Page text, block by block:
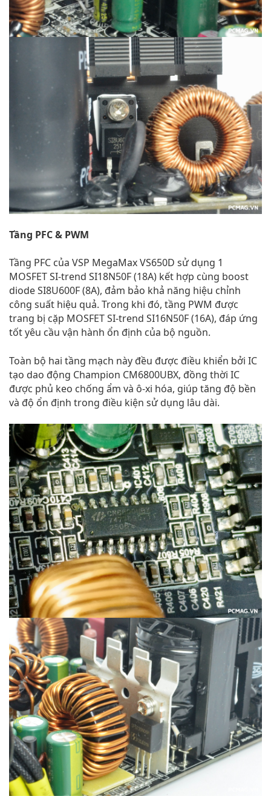
Tầng PFC & PWM
Tầng PFC của VSP MegaMax VS650D sử dụng 1
MOSFET SI-trend SI18N50F (18A) kết hợp cùng boost
diode SI8U600F (8A), đảm bảo khả năng hiệu chỉnh
công suất hiệu quả. Trong khi đó, tầng PWM được
trang bị cặp MOSFET SI-trend SI16N50F (16A), đáp ứng
tốt yêu cầu vận hành ổn định của bộ nguồn.
Toàn bộ hai tầng mạch này đều được điều khiển bởi IC
tạo dao động Champion CM6800UBX, đồng thời IC
được phủ keo chống ẩm và ô-xi hóa, giúp tăng độ bền
và độ ổn định trong điều kiện sử dụng lâu dài.